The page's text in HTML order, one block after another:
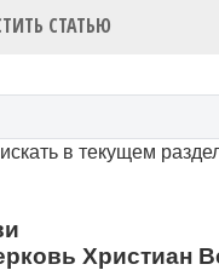
СТАТЬЮ
искать в текущем
Христиан